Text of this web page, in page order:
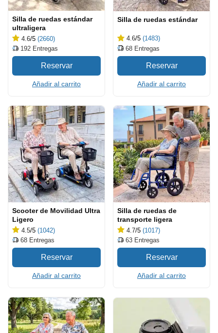
Silla de ruedas estándar
ultraligera
4.6/5 (2660)
192 Entregas
Añadir al carrito
Silla de ruedas estándar
4.6/5 (1483)
68 Entregas
Añadir al carrito
Scooter de Movilidad Ultra
Ligero
4.5/5 (1042)
68 Entregas
Añadir al carrito
Silla de ruedas de
transporte ligera
4.7/5 (1017)
63 Entregas
Añadir al carrito